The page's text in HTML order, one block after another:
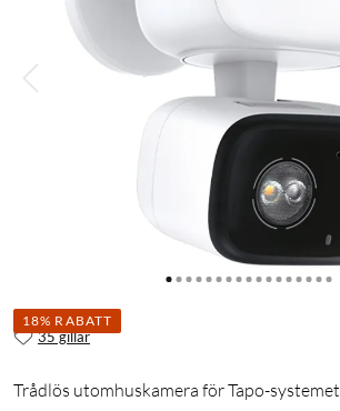
18% RABATT
35 gillar
Trådlös utomhuskamera för Tapo-systemet